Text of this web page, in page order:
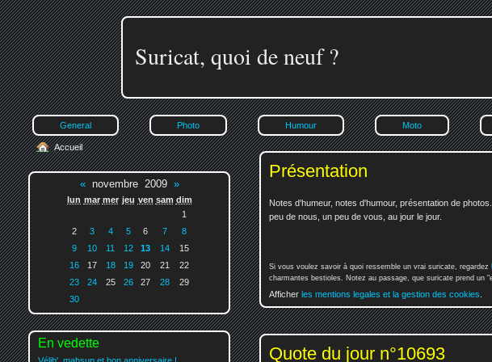
Suricat, quoi de neuf ?
General Photo Humour Moto
Présentation
Notes d'humeur, notes d'humour, présentation de
peu de nous, un peu de vous, au jour le jour.
Si vous voulez savoir à quoi ressemble un vrai suricate, regardez
charmantes bestioles. Notez au passage, que suricate prend un
Afficher les mentions legales et la gestion des cookies
Quote du jour n°10693
Accueil
«novembre 2009 »
lun mar mer jeu ven sam dim
1
2
3 4 5 6 7
8
9
10 11 12 13 14
15
16
17 18 19 20 21
22
23
24 25 26 27 28
29
30
En vedette